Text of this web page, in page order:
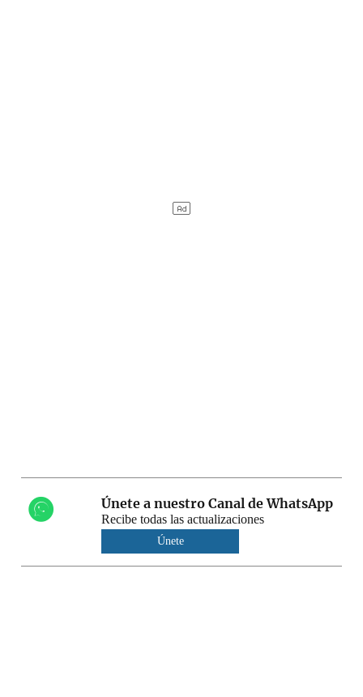
Únete a nuestro Canal de WhatsApp
Recibe todas las actualizaciones
Únete